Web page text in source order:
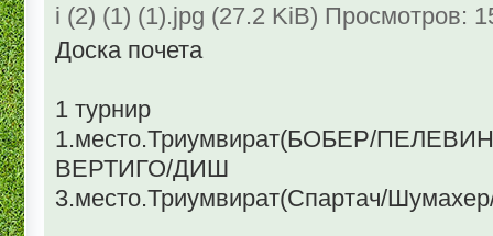
i (2) (1) (1).jpg (27.2 KiB) Просмотров:
Доска почета
1 турнир
1.место.Триумвират(БОБЕР/
ВЕРТИГО/ДИШ
3.место.Триумвират(Спартач/